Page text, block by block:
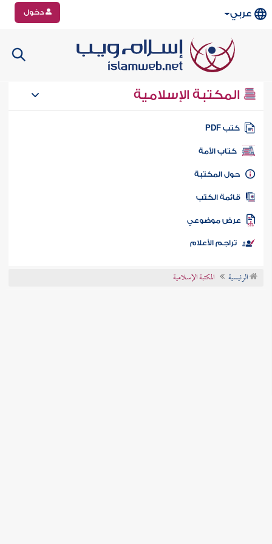
عربي دخول
المكتبة الإسلامية
كتب PDF
كتاب الأمة
المكتبة
الكتب
موضوعي
تراجم الأعلام
الرئيسية المكتبة الإسلامية